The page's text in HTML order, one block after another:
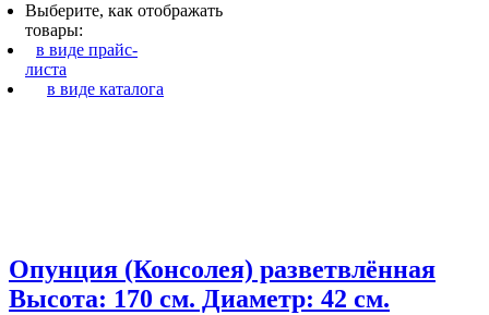
Выберите, как отображать
товары:
в виде прайс-
листа
в виде каталога
Опунция (Консолея) разветвлённая
Высота: 170 см. Диаметр: 42 см.